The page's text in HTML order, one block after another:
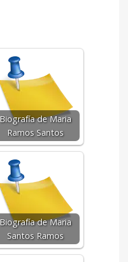
Biografía de Maria
Ramos Santos
Biografía de Maria
Santos Ramos